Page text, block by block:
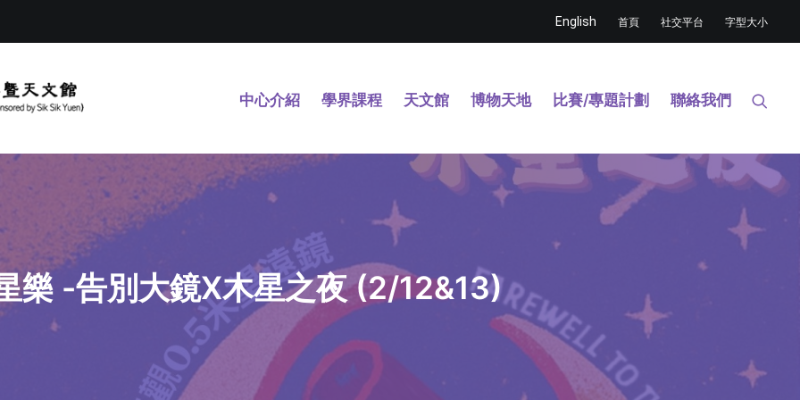
English 首頁 社交平台 字型大小
中心介紹 學界課程 天文館 博物天地 比賽/專題計劃 聯絡我們
樂 -告別大鏡X木星之夜 (2/12&13)